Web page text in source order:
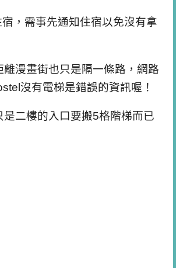
，需事先通知住宿以免沒有拿
離漫畫街也只是隔一條路，網路
沒有電梯是錯誤的資訊喔！
是二樓的入口要搬5格階梯而已